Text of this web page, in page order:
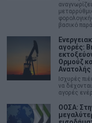
Η αληθινή παιδεία
βασικό
αγορές:
Ορμούζ
Ανατολής
Ισχυρές
να
αγορές
ΟΟΣΑ: